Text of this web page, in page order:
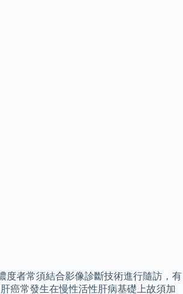
度者常須結合影像診斷技術進行隨訪，有
癌常發生在慢性活性肝病基礎上故須加